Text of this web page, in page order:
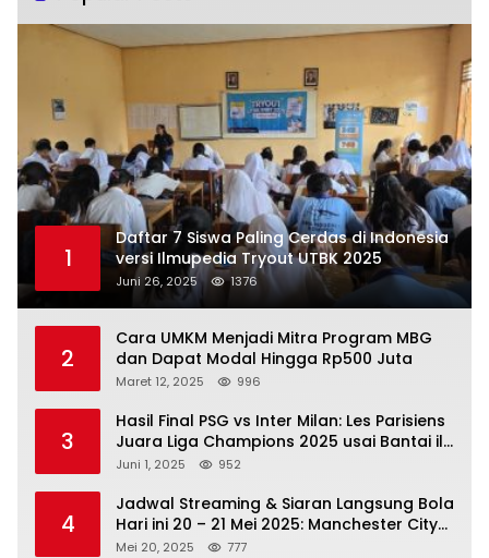
1
Daftar 7 Siswa Paling Cerdas di Indonesia
versi Ilmupedia Tryout UTBK 2025
Juni 26, 2025 1376
2
Cara UMKM Menjadi Mitra Program MBG
dan Dapat Modal Hingga Rp500 Juta
Maret 12, 2025 996
3
Hasil Final PSG vs Inter Milan: Les Parisiens
Juara Liga Champions 2025 usai Bantai il
Nerazzurri
Juni 1, 2025 952
4
Jadwal Streaming & Siaran Langsung Bola
Hari ini 20 – 21 Mei 2025: Manchester City
vs Bournemouth
Mei 20, 2025 777